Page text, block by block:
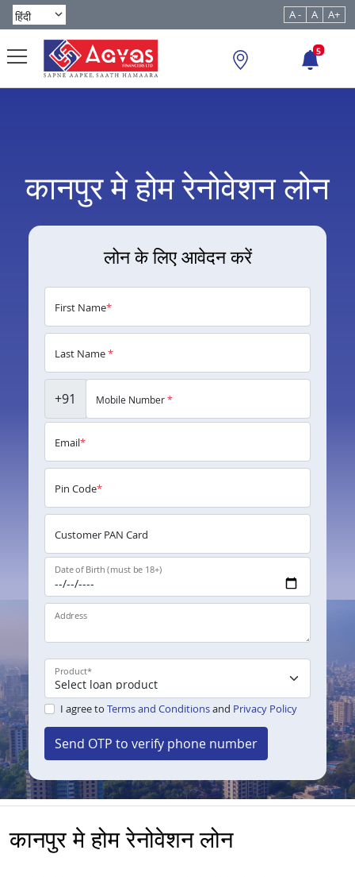
A - A A+
5
कानपुर मे होम रेनोवेशन लोन
लोन के लिए आवेदन करें
First Name*
Last Name*
+91 Mobile Number*
Email*
Pin Code*
Customer PAN Card
Date of Birth (must be 18+)
Address
Product*
I agree to Terms and Conditionsand Privacy Policy
Send OTP to verify phone number
कानपुर मे होम रेनोवेशन लोन